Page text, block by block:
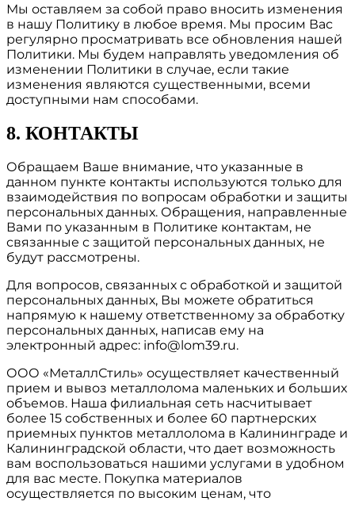
Мы оставляем за собой право вносить изменения
в нашу Политику в любое время. Мы просим Вас
регулярно просматривать все обновления нашей
Политики. Мы будем направлять уведомления об
изменении Политики в случае, если такие
изменения являются существенными, всеми
доступными нам способами.
8. КОНТАКТЫ
Обращаем Ваше внимание, что указанные в
данном пункте контакты используются только для
взаимодействия по вопросам обработки и защиты
персональных данных. Обращения, направленные
Вами по указанным в Политике контактам, не
связанные с защитой персональных данных, не
будут рассмотрены.
Для вопросов, связанных с обработкой и защитой
персональных данных, Вы можете обратиться
напрямую к нашему ответственному за обработку
персональных данных, написав ему на
электронный адрес: info@lom39.ru.
ООО «МеталлСтиль» осуществляет качественный
прием и вывоз металлолома маленьких и больших
объемов. Наша филиальная сеть насчитывает
более 15 собственных и более 60 партнерских
приемных пунктов металлолома в Калининграде и
Калининградской области, что дает возможность
вам воспользоваться нашими услугами в удобном
для вас месте. Покупка материалов
осуществляется по высоким ценам, что